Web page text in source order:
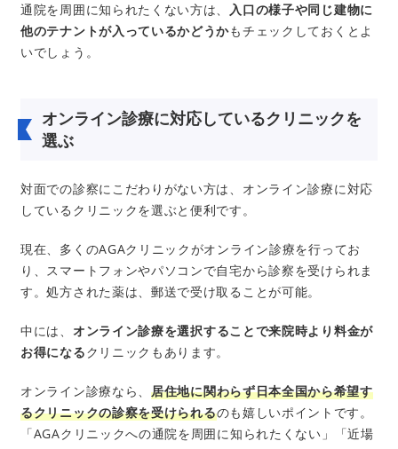
通院を周囲に知られたくない方は、 入口の様子や同じ建物に
他のテナントが入っているかどうかもチェックしておくとよ
いでしょう。
オンライン診療に対応しているクリニックを
選ぶ
対面での診察にこだわりがない方は、オンライン診療に対応
しているクリニックを選ぶと便利です。
現在、多くのAGAクリニックがオンライン診療を行ってお
り、スマートフォンやパソコンで自宅から診察を受けられま
す。処方された薬は、郵送で受け取ることが可能。
中には、 オンライン診療を選択することで来院時より料金が
お得になるクリニックもあります。
オンライン診療なら、 居住地に関わらず日本全国から希望す
るクリニックの診察を受けられるのも嬉しいポイントです。
「AGAクリニックへの通院を周囲に知られたくない」「近場